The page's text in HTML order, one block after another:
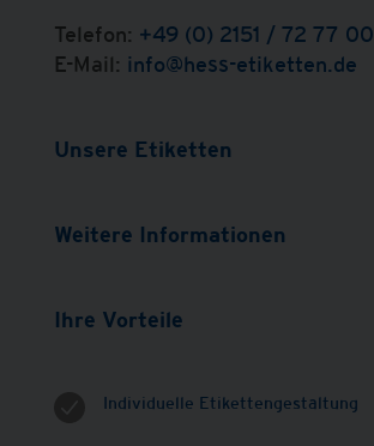
Telefon: +49 (0) 2151 / 72 77 00
E-Mail: info@hess-etiketten.de
Unsere Etiketten
Weitere Informationen
Ihre Vorteile
Individuelle Etikettengestaltung